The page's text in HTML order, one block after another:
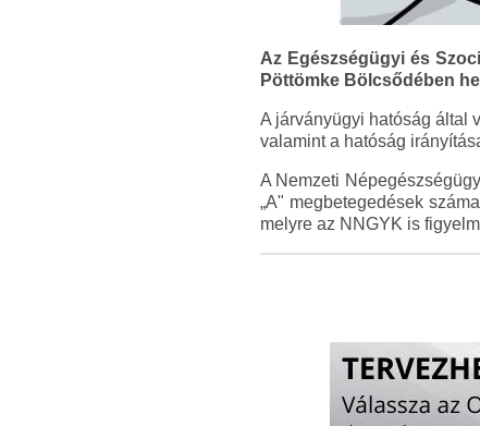
Az Egészségügyi és
Pöttömke Bölcsődében
A járványügyi hatóság által
valamint a hatóság
A Nemzeti
„A" megbetegedések
melyre az NNGYK is